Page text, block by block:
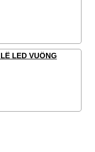
LED VUÔNG